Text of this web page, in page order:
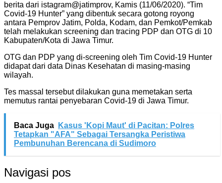
berita dari istagram@jatimprov, Kamis (11/06/2020). “Tim
Covid-19 Hunter” yang dibentuk secara gotong royong
antara Pemprov Jatim, Polda, Kodam, dan Pemkot/Pemkab
telah melakukan screening dan tracing PDP dan OTG di 10
Kabupaten/Kota di Jawa Timur.
OTG dan PDP yang di-screening oleh Tim Covid-19 Hunter
didapat dari data Dinas Kesehatan di masing-masing
wilayah.
Tes massal tersebut dilakukan guna memetakan serta
memutus rantai penyebaran Covid-19 di Jawa Timur.
Baca Juga
Kasus 'Kopi Maut' di Pacitan: Polres
Tetapkan "AFA" Sebagai Tersangka Peristiwa
Pembunuhan Berencana di Sudimoro
Navigasi pos